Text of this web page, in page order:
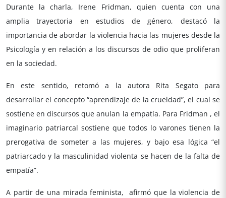
Durante la charla, Irene Fridman, quien cuenta con una
amplia trayectoria en estudios de género, destacó la
importancia de abordar la violencia hacia las mujeres desde la
Psicología y en relación a los discursos de odio que proliferan
en la sociedad.
En este sentido, retomó a la autora Rita Segato para
desarrollar el concepto “aprendizaje de la crueldad”, el cual se
sostiene en discursos que anulan la empatía. Para Fridman , el
imaginario patriarcal sostiene que todos lo varones tienen la
prerogativa de someter a las mujeres, y bajo esa lógica “el
patriarcado y la masculinidad violenta se hacen de la falta de
empatía”.
A partir de una mirada feminista, afirmó que la violencia de